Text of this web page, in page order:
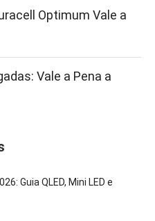
Optimum Vale a
Vale a Pena a
Guia QLED, Mini LED e